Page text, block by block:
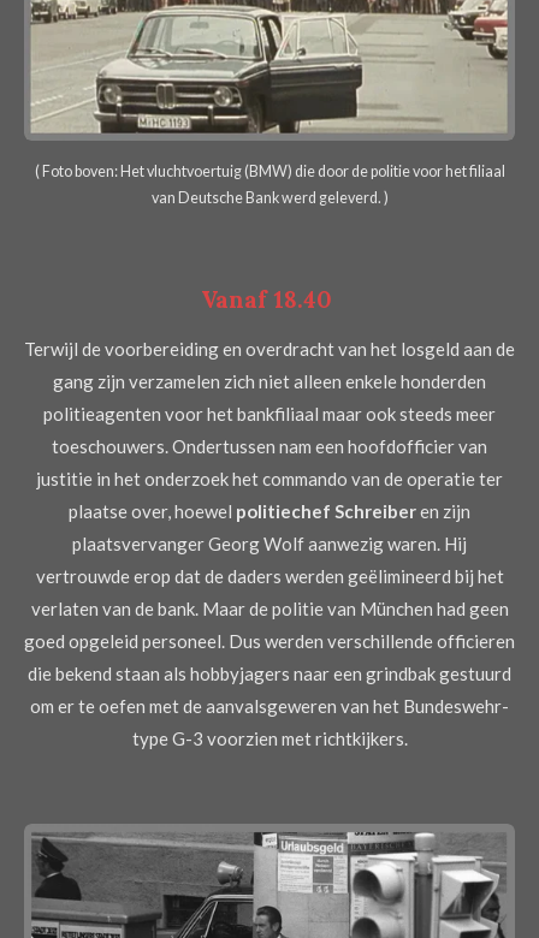
( Foto boven: Het vluchtvoertuig (BMW) die door de politie voor het filiaal
van Deutsche Bank werd geleverd. )
Vanaf 18.40
Terwijl de voorbereiding en overdracht van het losgeld aan de
gang zijn verzamelen zich niet alleen enkele honderden
politieagenten voor het bankfiliaal maar ook steeds meer
toeschouwers. Ondertussen nam een hoofdofficier van
justitie in het onderzoek het commando van de operatie ter
plaatse over, hoewel politiechef Schreiberen zijn
plaatsvervanger Georg Wolf aanwezig waren. Hij
vertrouwde erop dat de daders werden geëlimineerd bij het
verlaten van de bank. Maar de politie van München had geen
goed opgeleid personeel. Dus werden verschillende officieren
die bekend staan als hobbyjagers naar een grindbak gestuurd
om er te oefen met de aanvalsgeweren van het Bundeswehr-
type G-3 voorzien met richtkijkers.